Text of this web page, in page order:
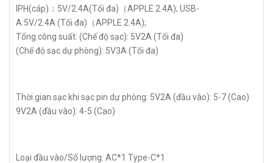
IPH(cáp)：5V/2.4A(Tối đa)（APPLE 2.4A); USB-
A:5V/2.4A (Tối đa)（APPLE 2.4A);
Tổng công suất: (Chế độ sạc): 5V2A (Tối đa)
(Chế độ sạc dự phòng): 5V3A (Tối đa)
Thời gian sạc khi sạc pin dự phòng: 5V2A (đầu vào): 5-7 (Cao)
9V2A (đầu vào): 4-5 (Cao)
Loại đầu vào/Số lượng: AC*1 Type-C*1